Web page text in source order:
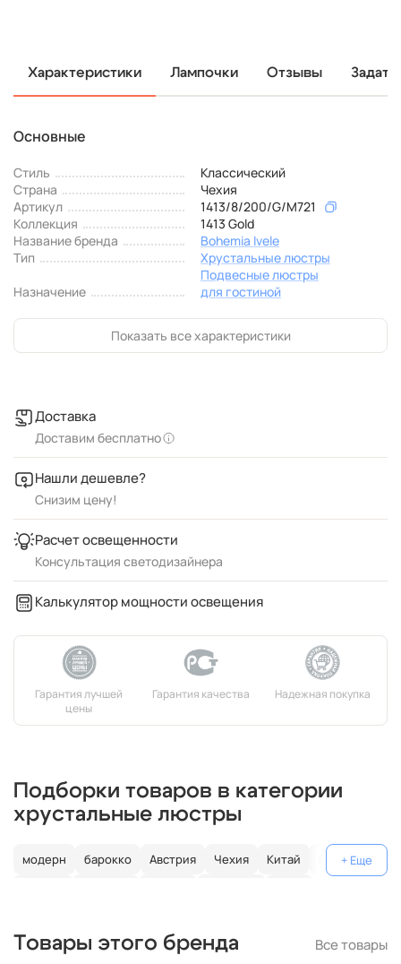
Характеристики Лампочки Отзывы
Основные
Стиль
Классический
Страна
Чехия
Артикул
1413/8/200/G/M721
Коллекция
1413 Gold
Название бренда
Bohemia Ivele
Тип
Хрустальные люстры
Подвесные люстры
Назначение
для гостиной
Показать все характеристики
Доставка
Доставим бесплатно
Нашли дешевле?
Снизим цену!
Расчет освещенности
Консультация светодизайнера
Калькулятор мощности освещения
Подборки товаров в категории
хрустальные люстры
модерн барокко Австрия Чехия Китай
Германия
круглые
классические светодиодные
кольцо
Товары этого бренда Все товары